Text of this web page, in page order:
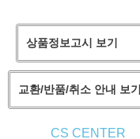
상품정보고시 보기
교환/반품/취소 안내 보기
CS CENTER